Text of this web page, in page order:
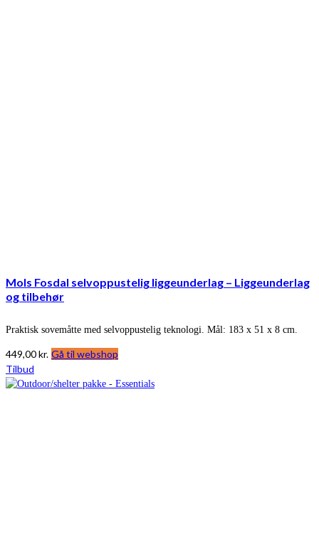
Mols Fosdal selvoppustelig liggeunderlag – Liggeunderlag
og tilbehør
Praktisk sovemåtte med selvoppustelig teknologi. Mål: 183 x 51 x 8 cm.
449,00kr. Gå til webshop
Tilbud